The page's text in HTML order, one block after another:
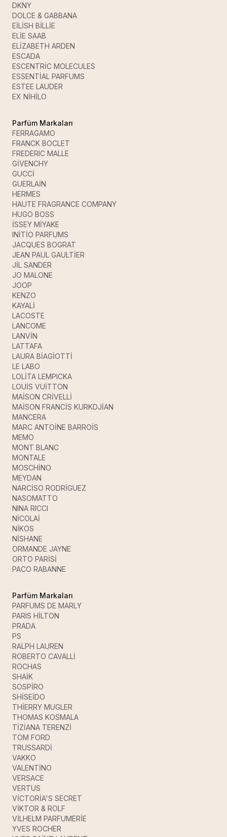
DKNY
DOLCE & GABBANA
EİLİSH BİLLİE
ELİE SAAB
ELİZABETH ARDEN
ESCADA
ESCENTRİC MOLECULES
ESSENTİAL PARFUMS
ESTEE LAUDER
EX NİHİLO
Parfüm Markaları
FERRAGAMO
FRANCK BOCLET
FREDERIC MALLE
GİVENCHY
GUCCİ
GUERLAİN
HERMES
HAUTE FRAGRANCE COMPANY
HUGO BOSS
İSSEY MİYAKE
INİTİO PARFUMS
JACQUES BOGRAT
JEAN PAUL GAULTİER
JİL SANDER
JO MALONE
JOOP
KENZO
KAYALİ
LACOSTE
LANCOME
LANVİN
LATTAFA
LAURA BİAGİOTTİ
LE LABO
LOLİTA LEMPICKA
LOUİS VUİTTON
MAİSON CRİVELLİ
MAİSON FRANCİS KURKDJİAN
MANCERA
MARC ANTOİNE BARROİS
MEMO
MONT BLANC
MONTALE
MOSCHİNO
MEYDAN
NARCİSO RODRİGUEZ
NASOMATTO
NINA RICCI
NİCOLAİ
NİKOS
NİSHANE
ORMANDE JAYNE
ORTO PARİSİ
PACO RABANNE
Parfüm Markaları
PARFUMS DE MARLY
PARIS HİLTON
PRADA
PS
RALPH LAUREN
ROBERTO CAVALLİ
ROCHAS
SHAİK
SOSPİRO
SHİSEİDO
THİERRY MUGLER
THOMAS KOSMALA
TİZİANA TERENZİ
TOM FORD
TRUSSARDİ
VAKKO
VALENTİNO
VERSACE
VERTUS
VİCTORİA'S SECRET
VİKTOR & ROLF
VİLHELM PARFUMERİE
YVES ROCHER